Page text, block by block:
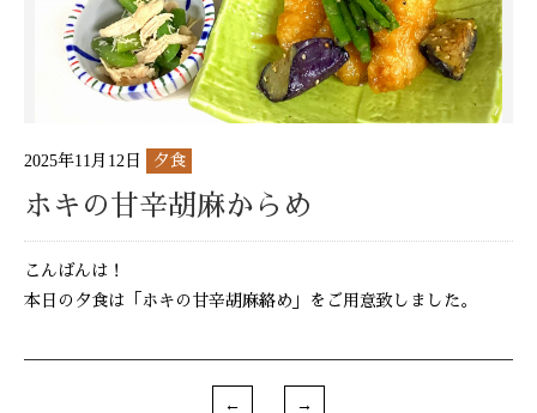
2025年11月12日 夕食
ホキの甘辛胡麻からめ
こんばんは！
本日の夕食は「ホキの甘辛胡麻絡め」をご用意致しました。